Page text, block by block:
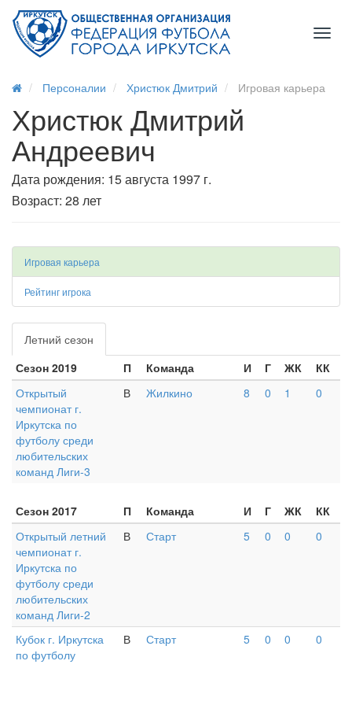
Персоналии Христюк Дмитрий Игровая карьера
Христюк Дмитрий
Андреевич
Дата рождения: 15 августа 1997 г.
Возраст: 28 лет
Игровая карьера
Рейтинг игрока
Летний сезон
Сезон 2019
П Команда И Г ЖК
КК
Открытый
чемпионат г.
Иркутска по
футболу среди
любительских
команд Лиги-3
В Жилкино 8 0 1 0
Сезон 2017 П Команда И Г ЖК
КК
Открытый летний
чемпионат г.
Иркутска по
футболу среди
любительских
команд Лиги-2
В Старт 5 0 0 0
Кубок г. Иркутска
по футболу
В Старт 5 0 0 0